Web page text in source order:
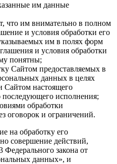
им данные
что им внимательно в полном
и условия обработки его
им в полях форм
и условия обработки
понятны;
Сайтом предоставляемых в
данных в целях
Сайтом настоящего
последующего исполнения;
обработки
оговорок и ограничений.
на обработку его
совершение действий,
Федерального закона от
данных», и